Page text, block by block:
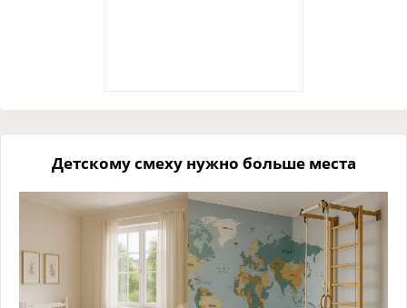
Детскому смеху нужно больше места